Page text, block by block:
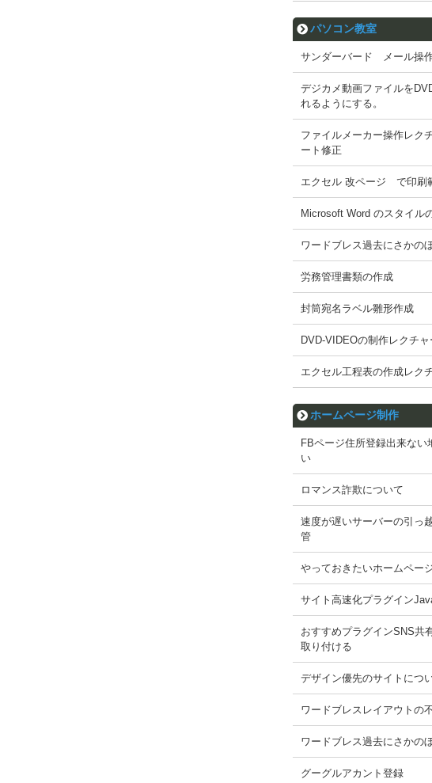
パソコン教室
サンダーバード メール操
デジカメ動画ファイルを
れるようにする。
ファイルメーカー操作レク
ート修正
エクセル 改ページ で印刷
Microsoft Word のスタイル
ワードブレス過去にさかの
労務管理書類の作成
封筒宛名ラベル雛形作成
DVD-VIDEOの制作レクチャ
エクセル工程表の作成レク
ホームページ制作
FBページ住所登録出来ない
い
ロマンス詐欺について
速度が遅いサーバーの引っ
管
やっておきたいホームペー
サイト高速化プラグイン
おすすめプラグインSNS共
取り付ける
デザイン優先のサイトにつ
ワードブレスレイアウトの
ワードブレス過去にさかの
グーグルアカント登録